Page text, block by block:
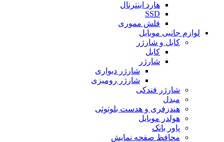
هارد اینترنال
SSD
فلش مموری
لوازم جانبی موبایل
کابل و شارژر
کابل
شارژر
شارژر دیواری
شارژر رومیزی
شارژر فندکی
مبدل
هندزفری و هدست بلوتوثی
هولدر موبایل
پاور بانک
محافظ صفحه نمایش